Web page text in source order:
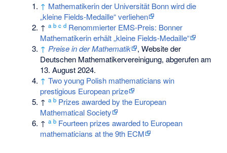
↑ Mathematikerin der Universität Bonn wird die
„kleine Fields-Medaille“ verliehen
↑a b c d Renommierter EMS-Preis: Bonner
Mathematikerin erhält „kleine Fields-Medaille“
↑ Preise in der Mathematik
, Website der
Deutschen Mathematikervereinigung, abgerufen am
13. August 2024.
↑ Two young Polish mathematicians win
prestigious European prize
↑a b Prizes awarded by the European
Mathematical Society
↑a b Fourteen prizes awarded to European
mathematicians at the 9th ECM